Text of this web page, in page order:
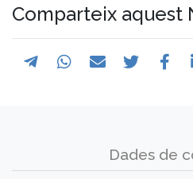
Comparteix aquest
Dades de